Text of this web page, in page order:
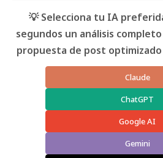
💡 Selecciona tu IA
segundos un análisis
propuesta de post optimizado
Claude
ChatGPT
Google AI
Gemini